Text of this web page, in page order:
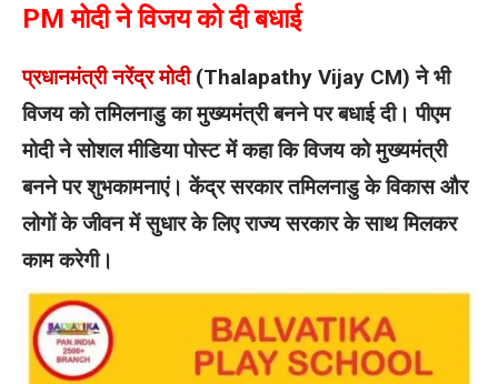
PM मोदी ने विजय को दी बधाई
प्रधानमंत्री नरेंद्र मोदी(Thalapathy Vijay CM) ने भी
विजय को तमिलनाडु का मुख्यमंत्री बनने पर बधाई दी। पीएम
मोदी ने सोशल मीडिया पोस्ट में कहा कि विजय को मुख्यमंत्री
बनने पर शुभकामनाएं। केंद्र सरकार तमिलनाडु के विकास और
लोगों के जीवन में सुधार के लिए राज्य सरकार के साथ मिलकर
काम करेगी।